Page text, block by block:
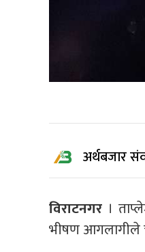
अर्थबजार
विराटनगर ।
भीषण आगलागीले